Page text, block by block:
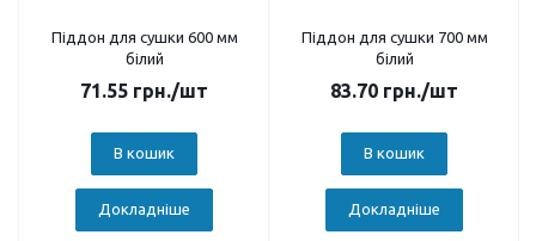
Піддон для сушки 600 мм
білий
71.55 грн./шт
В кошик
Докладніше
Піддон для сушки 700 мм
білий
83.70 грн./шт
В кошик
Докладніше